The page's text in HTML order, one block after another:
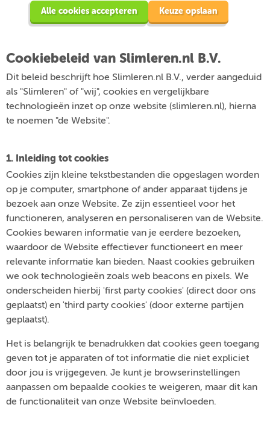
Alle cookies accepteren Keuze opslaan
Cookiebeleid van Slimleren.nl B.V.
Dit beleid beschrijft hoe Slimleren.nl B.V., verder aangeduid
als "Slimleren" of "wij", cookies en vergelijkbare
technologieën inzet op onze website (slimleren.nl), hierna
te noemen "de Website".
1. Inleiding tot cookies
Cookies zijn kleine tekstbestanden die opgeslagen worden
op je computer, smartphone of ander apparaat tijdens je
bezoek aan onze Website. Ze zijn essentieel voor het
functioneren, analyseren en personaliseren van de Website.
Cookies bewaren informatie van je eerdere bezoeken,
waardoor de Website effectiever functioneert en meer
relevante informatie kan bieden. Naast cookies gebruiken
we ook technologieën zoals web beacons en pixels. We
onderscheiden hierbij 'first party cookies' (direct door ons
geplaatst) en 'third party cookies' (door externe partijen
geplaatst).
Het is belangrijk te benadrukken dat cookies geen toegang
geven tot je apparaten of tot informatie die niet expliciet
door jou is vrijgegeven. Je kunt je browserinstellingen
aanpassen om bepaalde cookies te weigeren, maar dit kan
de functionaliteit van onze Website beïnvloeden.